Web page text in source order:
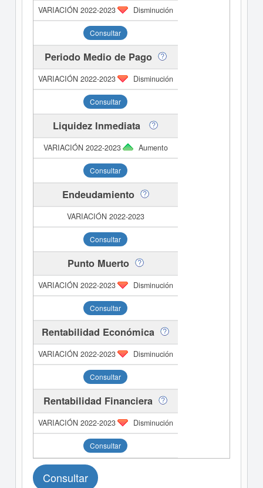
Disminución
Consultar
Periodo Medio de Pago
Disminución
Consultar
Liquidez Inmediata
Aumento
Consultar
Endeudamiento
Consultar
Punto Muerto
Disminución
Consultar
Rentabilidad Económica
Disminución
Consultar
Rentabilidad Financiera
Disminución
Consultar
Consultar